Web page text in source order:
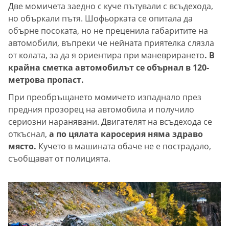
Две момичета заедно с куче пътували с всъдехода,
но объркали пътя. Шофьорката се опитала да
обърне посоката, но не преценила габаритите на
автомобили, въпреки че нейната приятелка слязла
от колата, за да я ориентира при маневрирането. В
крайна сметка автомобилът се обърнал в 120-
метрова пропаст.
При преобръщането момичето изпаднало през
предния прозорец на автомобила и получило
сериозни наранявани. Двигателят на всъдехода се
откъснал, а по цялата каросерия няма здраво
място. Кучето в машината обаче не е пострадало,
съобщават от полицията.